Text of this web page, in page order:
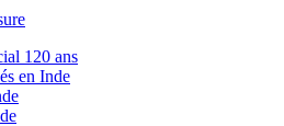
120 ans
en Inde